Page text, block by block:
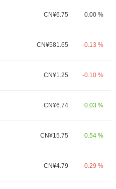
CN¥6.75 0.00 %
CN¥581.65 -0.13 %
CN¥1.25 -0.10 %
CN¥6.74 0.03 %
CN¥15.75 0.54 %
CN¥4.79 -0.29 %